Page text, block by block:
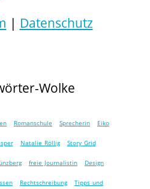
| Datenschutz
Wolke
Romanschule Sprecherin Eiko
Natalie Röllig Story Grid
freie Journalistin Design
Rechtschreibung Tipps und